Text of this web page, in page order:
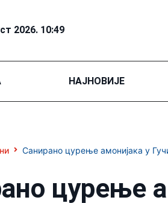
2026. 10:49
НАЈНОВИЈЕ
Санирано цурење амонијака у
цурење